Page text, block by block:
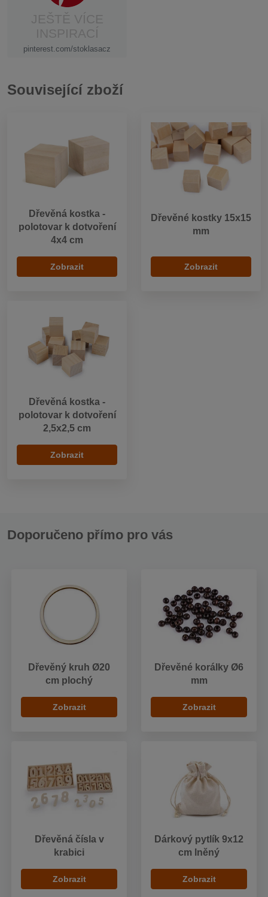
pinterest.com/stoklasacz
Související zboží
Dřevěná kostka -
polotovar k dotvoření
4x4 cm
Zobrazit
Dřevěné kostky 15x15
mm
Zobrazit
Dřevěná kostka -
polotovar k dotvoření
2,5x2,5 cm
Zobrazit
Doporučeno přímo pro vás
Dřevěný kruh Ø20
cm plochý
Zobrazit
Dřevěné korálky Ø6
mm
Zobrazit
Dřevěná čísla v
krabici
Zobrazit
Dárkový pytlík 9x12
cm lněný
Zobrazit